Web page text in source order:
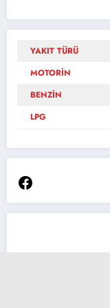
YAKIT TÜRÜ
MOTORİN
BENZİN
LPG
Facebook